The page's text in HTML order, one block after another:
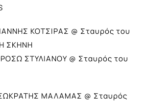
ΚΟΤΣΙΡΑΣ @ Σταυρός του
ΣΚΗΝΗ
ΣΤΥΛΙΑΝΟΥ @ Σταυρός του
ΜΑΛΑΜΑΣ @ Σταυρός